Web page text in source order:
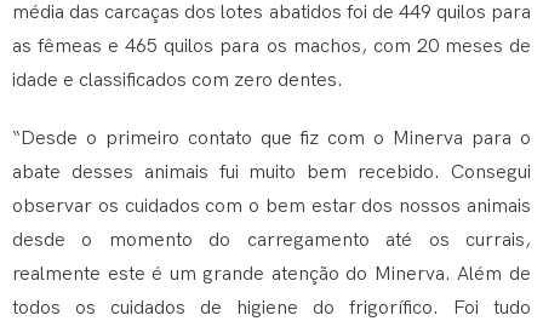
média das carcaças dos lotes abatidos foi de 449 quilos para
as fêmeas e 465 quilos para os machos, com 20 meses de
idade e classificados com zero dentes.
“Desde o primeiro contato que fiz com o Minerva para o
abate desses animais fui muito bem recebido. Consegui
observar os cuidados com o bem estar dos nossos animais
desde o momento do carregamento até os currais,
realmente este é um grande atenção do Minerva. Além de
todos os cuidados de higiene do frigorífico. Foi tudo